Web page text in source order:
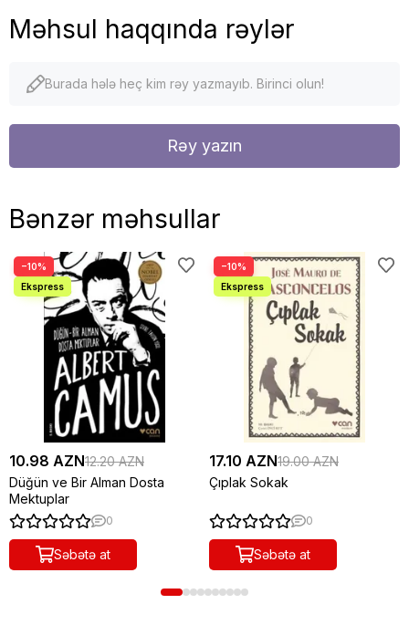
Məhsul haqqında rəylər
Burada hələ heç kim rəy yazmayıb. Birinci olun!
Rəy yazın
Bənzər məhsullar
−10%
10.98 AZN12.20 AZN
Düğün ve Bir Alman Dosta
Mektuplar
0
Səbətə at
−10%
17.10 AZN19.00 AZN
Çıplak Sokak
0
Səbətə at